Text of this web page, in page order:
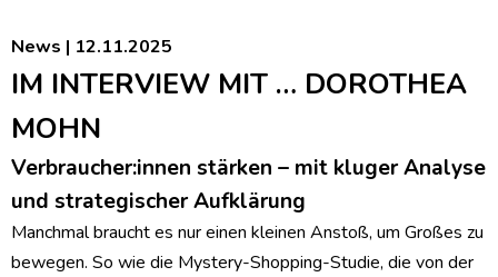
News | 12.11.2025
IM INTERVIEW MIT … DOROTHEA
MOHN
Verbraucher:innen stärken – mit kluger Analyse
und strategischer Aufklärung
Manchmal braucht es nur einen kleinen Anstoß, um Großes zu
bewegen. So wie die Mystery-Shopping-Studie, die von der